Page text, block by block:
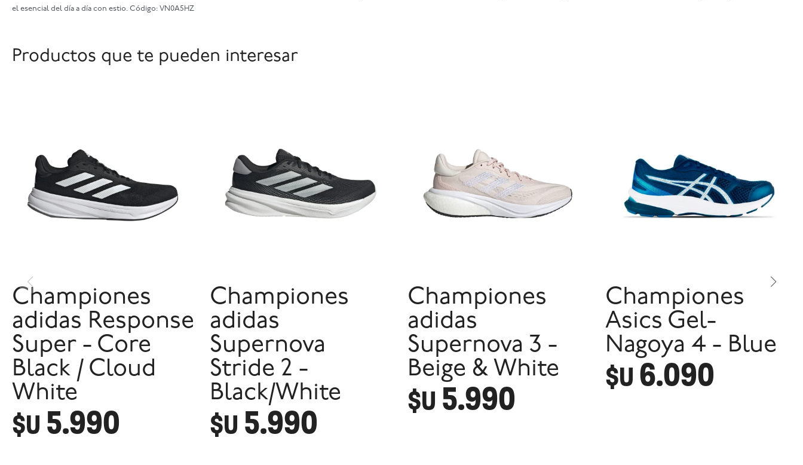
el esencial del día a día con estio. Código: VN0A5HZ
Productos que te pueden interesar
Championes
adidas Response
Super - Core
Black / Cloud
White
$U 5.990
Championes
adidas
Supernova
Stride 2 -
Black/White
$U 5.990
Championes
adidas
Supernova 3 -
Beige & White
$U 5.990
Championes
Asics Gel-
Nagoya 4 - Blue
$U 6.090